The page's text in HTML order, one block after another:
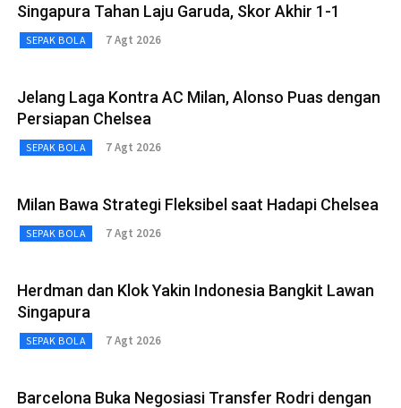
Singapura Tahan Laju Garuda, Skor Akhir 1-1
SEPAK BOLA 7 Agt 2026
Jelang Laga Kontra AC Milan, Alonso Puas dengan
Persiapan Chelsea
SEPAK BOLA 7 Agt 2026
Milan Bawa Strategi Fleksibel saat Hadapi Chelsea
SEPAK BOLA 7 Agt 2026
Herdman dan Klok Yakin Indonesia Bangkit Lawan
Singapura
SEPAK BOLA 7 Agt 2026
Barcelona Buka Negosiasi Transfer Rodri dengan